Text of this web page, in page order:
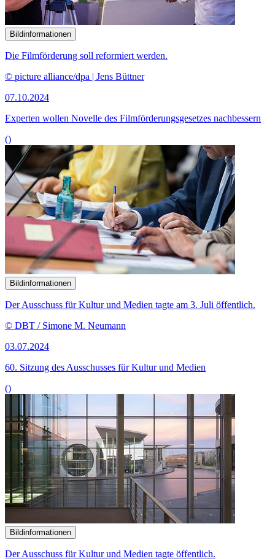
Bildinformationen
Die Filmförderung soll reformiert werden.
© picture alliance/dpa | Jens Büttner
07.10.2024
Experten wollen Novelle des Filmförderungsgesetzes nachbessern
()
Bildinformationen
Der Ausschuss für Kultur und Medien tagte am 3. Juli öffentlich.
© DBT / Simone M. Neumann
03.07.2024
60. Sitzung des Ausschusses für Kultur und Medien
()
Bildinformationen
Der Ausschuss für Kultur und Medien tagte öffentlich.